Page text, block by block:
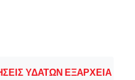
ΥΔΑΤΩΝ ΕΞΑΡΧΕΙΑ